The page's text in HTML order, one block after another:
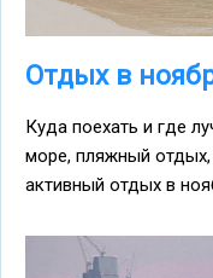
Отдых в
Куда поехать и где
море, пляжный
активный отдых в